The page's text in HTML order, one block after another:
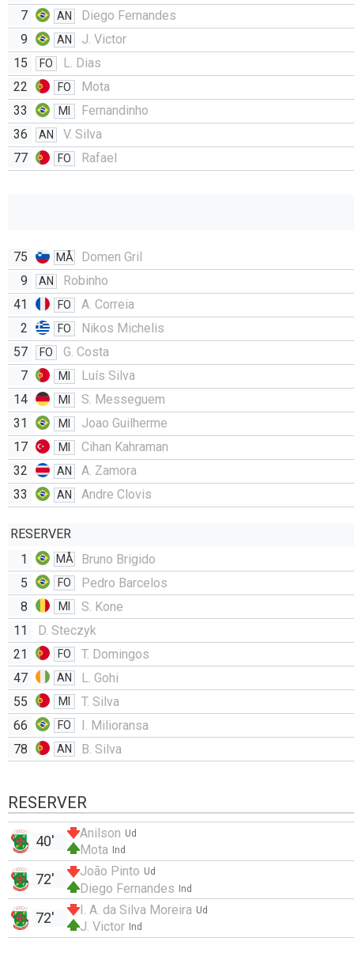
7
AN
Diego Fernandes
9
AN
J. Victor
15
FO
L. Dias
22
FO
Mota
33
MI
Fernandinho
36
AN
V. Silva
77
FO Rafael
75 MÅ
Domen Gril
9
AN
Robinho
41
FO
A. Correia
2
FO
Nikos Michelis
57
FO
G. Costa
7
MI
Luís Silva
14
MI
S. Messeguem
31
MI
Joao Guilherme
17
MI
Cihan Kahraman
32
AN
A. Zamora
33
AN Andre Clovis
RESERVER
1
MÅ
Bruno Brigido
5
FO
Pedro Barcelos
8
MI
S. Kone
11
D. Steczyk
21
FO
T. Domingos
47
AN
L. Gohi
55
MI
T. Silva
66
FO
I. Milioransa
78
AN B. Silva
RESERVER
Ud
Anilson
Ind
Mota
40'
Ud
João Pinto
Ind
Diego Fernandes
72'
Ud
I. A. da Silva Moreira
Ind
J. Victor
72'